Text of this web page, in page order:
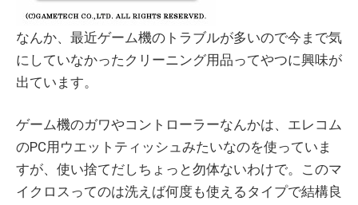
なんか、最近ゲーム機のトラブルが多いので今まで気
にしていなかったクリーニング用品ってやつに興味が
出ています。
ゲーム機のガワやコントローラーなんかは、エレコム
のPC用ウエットティッシュみたいなのを使っていま
すが、使い捨てだしちょっと勿体ないわけで。このマ
イクロスってのは洗えば何度も使えるタイプで結構良